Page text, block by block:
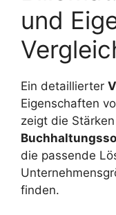
und
Ein detaillierter
Eigenschaften
zeigt die
die passende
finden.